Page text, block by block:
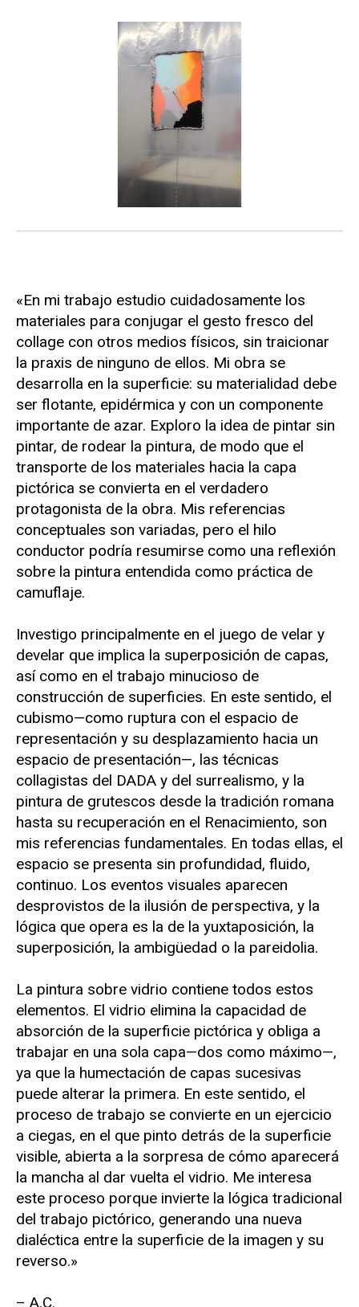
«En mi trabajo estudio cuidadosamente los
materiales para conjugar el gesto fresco del
collage con otros medios físicos, sin traicionar
la praxis de ninguno de ellos. Mi obra se
desarrolla en la superficie: su materialidad debe
ser flotante, epidérmica y con un componente
importante de azar. Exploro la idea de pintar sin
pintar, de rodear la pintura, de modo que el
transporte de los materiales hacia la capa
pictórica se convierta en el verdadero
protagonista de la obra. Mis referencias
conceptuales son variadas, pero el hilo
conductor podría resumirse como una reflexión
sobre la pintura entendida como práctica de
camuflaje.
Investigo principalmente en el juego de velar y
develar que implica la superposición de capas,
así como en el trabajo minucioso de
construcción de superficies. En este sentido, el
cubismo—como ruptura con el espacio de
representación y su desplazamiento hacia un
espacio de presentación—, las técnicas
collagistas del DADA y del surrealismo, y la
pintura de grutescos desde la tradición romana
hasta su recuperación en el Renacimiento, son
mis referencias fundamentales. En todas ellas, el
espacio se presenta sin profundidad, fluido,
continuo. Los eventos visuales aparecen
desprovistos de la ilusión de perspectiva, y la
lógica que opera es la de la yuxtaposición, la
superposición, la ambigüedad o la pareidolia.
La pintura sobre vidrio contiene todos estos
elementos. El vidrio elimina la capacidad de
absorción de la superficie pictórica y obliga a
trabajar en una sola capa—dos como máximo—,
ya que la humectación de capas sucesivas
puede alterar la primera. En este sentido, el
proceso de trabajo se convierte en un ejercicio
a ciegas, en el que pinto detrás de la superficie
visible, abierta a la sorpresa de cómo aparecerá
la mancha al dar vuelta el vidrio. Me interesa
este proceso porque invierte la lógica tradicional
del trabajo pictórico, generando una nueva
dialéctica entre la superficie de la imagen y su
reverso.»
– A.C.